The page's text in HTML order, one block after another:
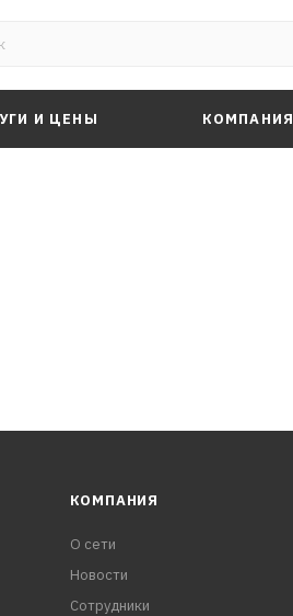
И ЦЕНЫ КОМПАНИЯ
КОМПАНИЯ
О сети
Новости
Сотрудники